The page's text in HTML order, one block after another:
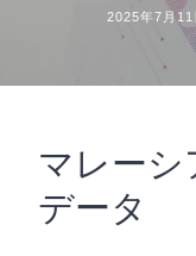
2025年7月11
マレーシ
データ